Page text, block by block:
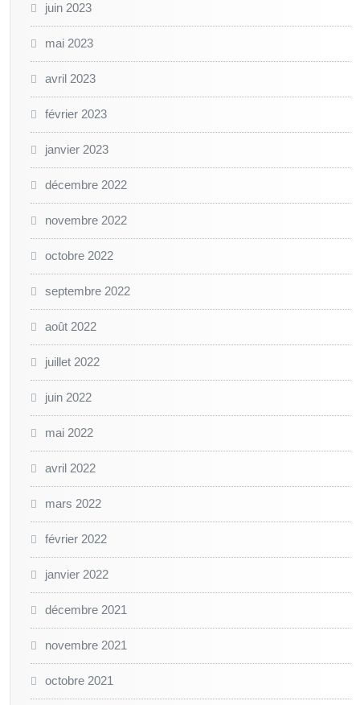
juin 2023
mai 2023
avril 2023
février 2023
janvier 2023
décembre 2022
novembre 2022
octobre 2022
septembre 2022
août 2022
juillet 2022
juin 2022
mai 2022
avril 2022
mars 2022
février 2022
janvier 2022
décembre 2021
novembre 2021
octobre 2021